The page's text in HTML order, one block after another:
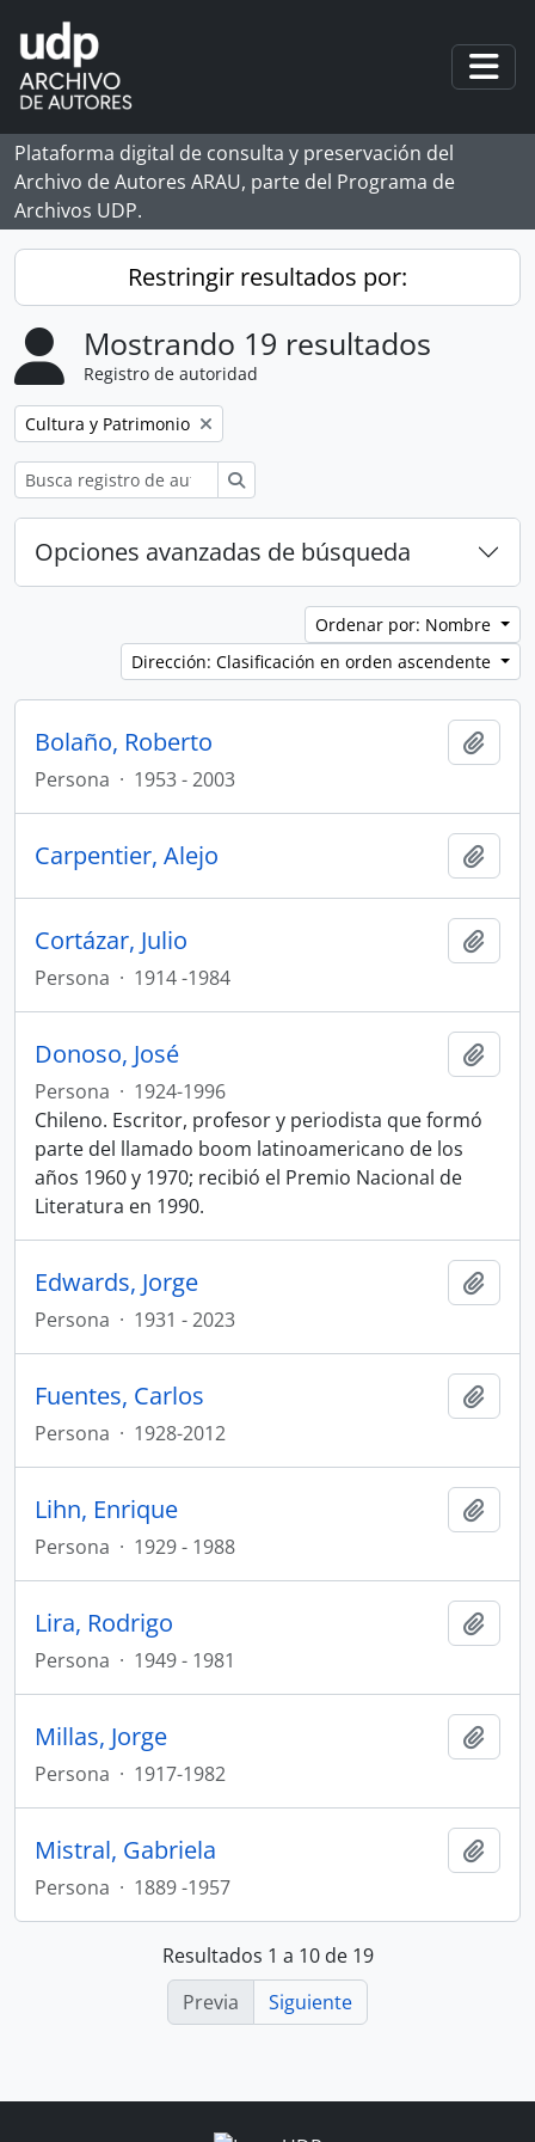
Skip to main content
Plataforma digital de consulta y preservación del
Archivo de Autores ARAU, parte del Programa de
Archivos UDP.
Restringir resultados por:
Mostrando 19 resultados
Registro de autoridad
Remove filter:
Cultura y Patrimonio
Opciones avanzadas de búsqueda
Ordenar por: Nombre
Dirección: Clasificación en orden ascendente
Bolaño, Roberto
Persona · 1953 - 2003
Carpentier, Alejo
Cortázar, Julio
Persona · 1914 -1984
Donoso, José
Persona · 1924-1996
Chileno. Escritor, profesor y periodista que formó
parte del llamado boom latinoamericano de los
años 1960 y 1970; recibió el Premio Nacional de
Literatura en 1990.
Edwards, Jorge
Persona · 1931 - 2023
Fuentes, Carlos
Persona · 1928-2012
Lihn, Enrique
Persona · 1929 - 1988
Lira, Rodrigo
Persona · 1949 - 1981
Millas, Jorge
Persona · 1917-1982
Mistral, Gabriela
Persona · 1889 -1957
Resultados 1 a 10 de 19
Previa
Siguiente